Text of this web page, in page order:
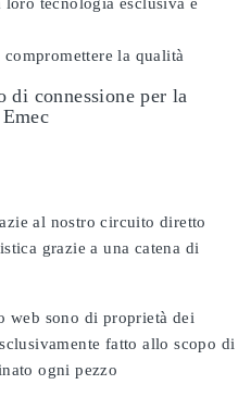
la qualità
di connessione per la
al nostro circuito diretto
grazie a una catena di
web sono di proprietà dei
fatto allo scopo di
ogni pezzo